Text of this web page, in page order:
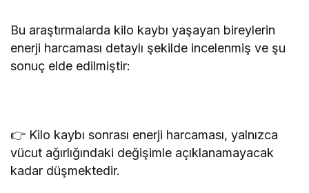
Bu araştırmalarda kilo kaybı yaşayan bireylerin
enerji harcaması detaylı şekilde incelenmiş ve şu
sonuç elde edilmiştir:
👉 Kilo kaybı sonrası enerji harcaması, yalnızca
vücut ağırlığındaki değişimle açıklanamayacak
kadar düşmektedir.